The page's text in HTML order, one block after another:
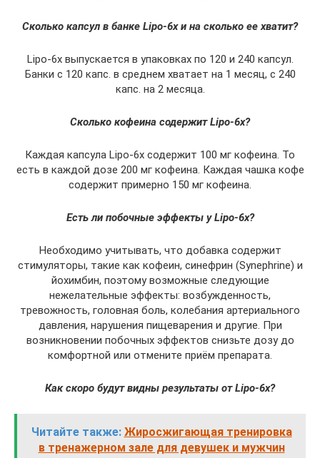
Сколько капсул в банке Lipo-6x и на сколько ее хватит?
Lipo-6x выпускается в упаковках по 120 и 240 капсул.
Банки с 120 капс. в среднем хватает на 1 месяц, с 240
капс. на 2 месяца.
Сколько кофеина содержит Lipo-6x?
Каждая капсула Lipo-6x содержит 100 мг кофеина. То
есть в каждой дозе 200 мг кофеина. Каждая чашка кофе
содержит примерно 150 мг кофеина.
Есть ли побочные эффекты у Lipo-6x?
Необходимо учитывать, что добавка содержит
стимуляторы, такие как кофеин, синефрин (Synephrine) и
йохимбин, поэтому возможные следующие
нежелательные эффекты: возбужденность,
тревожность, головная боль, колебания артериального
давления, нарушения пищеварения и другие. При
возникновении побочных эффектов снизьте дозу до
комфортной или отмените приём препарата.
Как скоро будут видны результаты от Lipo-6x?
Читайте также: Жиросжигающая тренировка
в тренажерном зале для девушек и мужчин